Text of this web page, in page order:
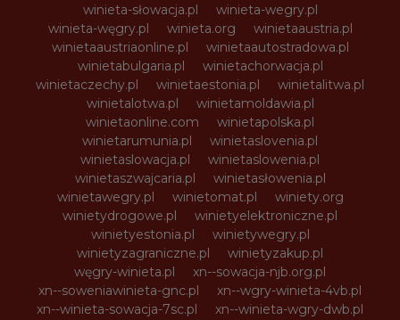
winieta-słowacja.pl
winieta-wegry.pl
winieta-węgry.pl
winieta.org
winietaaustria.pl
winietaaustriaonline.pl
winietaautostradowa.pl
winietabulgaria.pl
winietachorwacja.pl
winietaczechy.pl
winietaestonia.pl
winietalitwa.pl
winietalotwa.pl
winietamoldawia.pl
winietaonline.com
winietapolska.pl
winietarumunia.pl
winietaslovenia.pl
winietaslowacja.pl
winietaslowenia.pl
winietaszwajcaria.pl
winietasłowenia.pl
winietawegry.pl
winietomat.pl
winiety.org
winietydrogowe.pl
winietyelektroniczne.pl
winietyestonia.pl
winietywegry.pl
winietyzagraniczne.pl
winietyzakup.pl
węgry-winieta.pl
xn--sowacja-njb.org.pl
xn--soweniawinieta-gnc.pl
xn--wgry-winieta-4vb.pl
xn--winieta-sowacja-7sc.pl
xn--winieta-wgry-dwb.pl